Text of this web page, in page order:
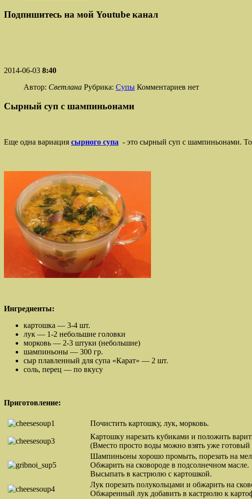
Подпишитесь на мой Youtube канал
2014-06-03 8:40
Автор: Светлана Рубрика: Супы Комментариев нет
Сырный суп с шампиньонами
Еще одна вариация сырного супа - это сырный суп с шампиньонами.
Ингредиенты:
картошка — 3-4 шт.
лук — 1-2 небольшие головки
морковь — 2-3 штуки (небольшие)
шампиньоны — 300 гр.
сыр плавленный для супа «Карат» — 2 шт.
соль, перец — по вкусу
Приготовление:
Почистить картошку, лук, морковь.
Картошку нарезать кубиками и положить
(Вместо просто воды можно взять уже
Шампиньоны хорошо промыть, порезать на
Обжарить на сковороде в подсолнечном масле.
Высыпать в кастрюлю с картошкой.
Лук порезать полукольцами и обжарить на
Обжаренный лук добавить в кастрюлю к